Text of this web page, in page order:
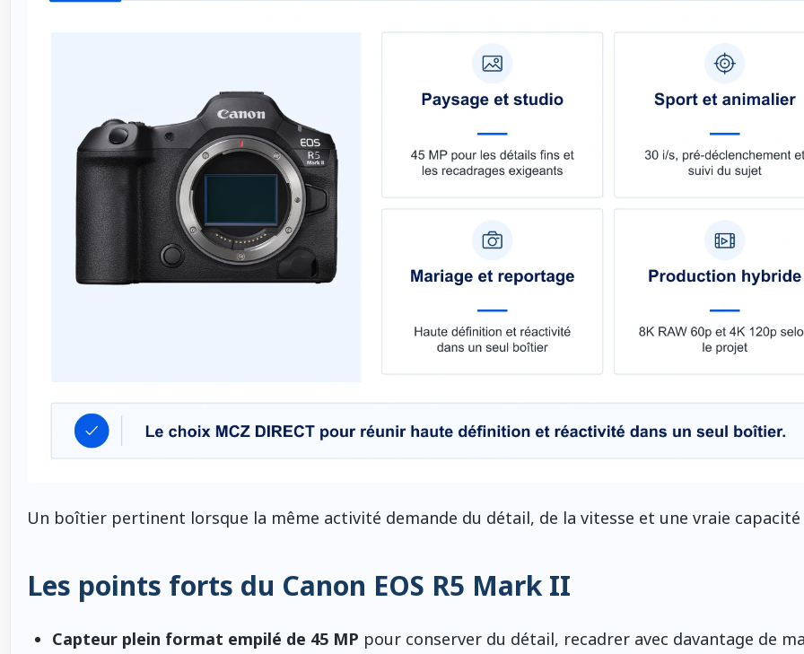
Un boîtier pertinent lorsque la même activité demande du détail, de la vitesse et une vraie capacité
Les points forts du Canon EOS R5 Mark II
Capteur plein format empilé de 45 MP pour conserver du détail, recadrer avec davantage de